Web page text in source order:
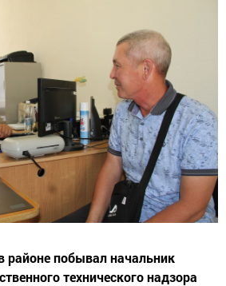
районе побывал начальник
технического надзора